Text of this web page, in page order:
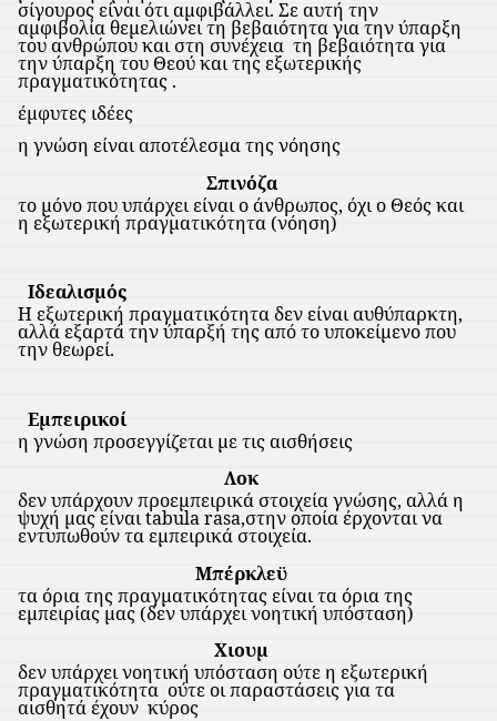
σίγουρος είναι ότι αμφιβάλλει. Σε αυτή την
αμφιβολία θεμελιώνει τη βεβαιότητα για την ύπαρξη
του ανθρώπου και στη συνέχεια τη βεβαιότητα για
την ύπαρξη του Θεού και της εξωτερικής
πραγματικότητας .
έμφυτες ιδέες
η γνώση είναι αποτέλεσμα της νόησης
Σπινόζα
το μόνο που υπάρχει είναι ο άνθρωπος, όχι ο Θεός και
η εξωτερική πραγματικότητα (νόηση)
Ιδεαλισμός
Η εξωτερική πραγματικότητα δεν είναι αυθύπαρκτη,
αλλά εξαρτά την ύπαρξή της από το υποκείμενο που
την θεωρεί.
Εμπειρικοί
η γνώση προσεγγίζεται με τις αισθήσεις
Λοκ
δεν υπάρχουν προεμπειρικά στοιχεία γνώσης, αλλά η
ψυχή μας είναιtabularasa,στην οποία έρχονται να
εντυπωθούν τα εμπειρικά στοιχεία.
Μπέρκλεϋ
τα όρια της πραγματικότητας είναι τα όρια της
εμπειρίας μας (δεν υπάρχει νοητική υπόσταση)
Χιουμ
δεν υπάρχει νοητική υπόσταση ούτε η εξωτερική
πραγματικότητα ούτε οι παραστάσεις για τα
αισθητά έχουν κύρος